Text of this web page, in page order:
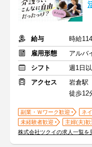
給与
時給
雇用形態
アルバ
シフト
週1日
アクセス
岩倉駅
徒歩12
副業・Ｗワーク歓迎 ネ
未経験者歓迎
主婦(夫)歓
株式会社ツクイの求人一覧を